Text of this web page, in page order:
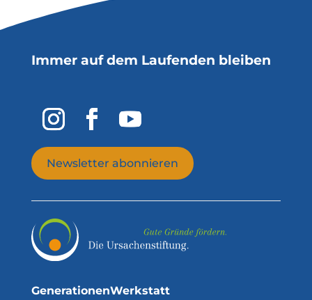
Immer auf dem Laufenden bleiben
Newsletter abonnieren
GenerationenWerkstatt